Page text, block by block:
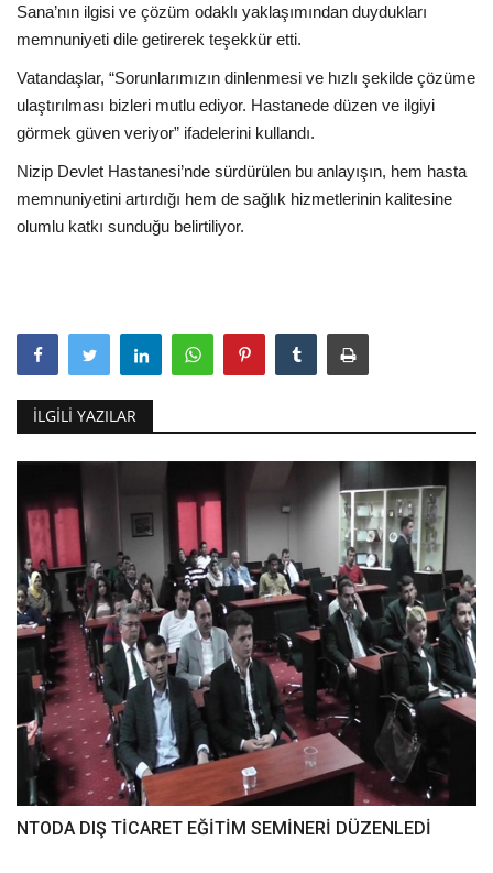
Sana’nın ilgisi ve çözüm odaklı yaklaşımından duydukları
memnuniyeti dile getirerek teşekkür etti.
Vatandaşlar, “Sorunlarımızın dinlenmesi ve hızlı şekilde çözüme
ulaştırılması bizleri mutlu ediyor. Hastanede düzen ve ilgiyi
görmek güven veriyor” ifadelerini kullandı.
Nizip Devlet Hastanesi’nde sürdürülen bu anlayışın, hem hasta
memnuniyetini artırdığı hem de sağlık hizmetlerinin kalitesine
olumlu katkı sunduğu belirtiliyor.
İLGILI YAZILAR
NTODA DIŞ TİCARET EĞİTİM SEMİNERİ DÜZENLEDİ